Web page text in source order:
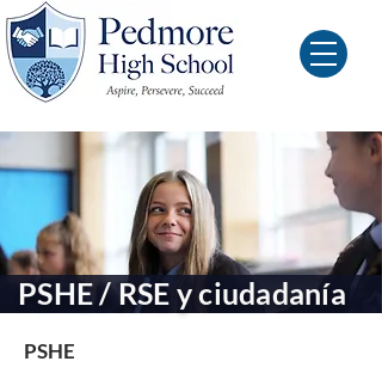
PSHE / RSE y ciudadanía
PSHE